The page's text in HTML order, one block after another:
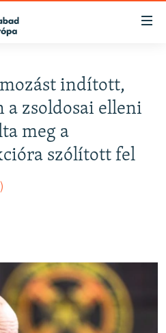
indított,
zsoldosai elleni
meg a
szólított fel